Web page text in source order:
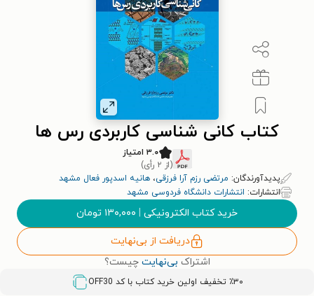
کتاب کانی شناسی کاربردی رس ها
۳.۰ امتیاز
(از ۲ رأی)
پدیدآورندگان: مرتضی رزم آرا فرزقی، هانیه اسدپور فعال مشهد
انتشارات: انتشارات دانشگاه فردوسی مشهد
خرید کتاب الکترونیکی | ۱۳۰,۰۰۰ تومان
دریافت از بی‌نهایت
اشتراک بی‌نهایت چیست؟
٪۳۰ تخفیف اولین خرید کتاب با کد OFF30